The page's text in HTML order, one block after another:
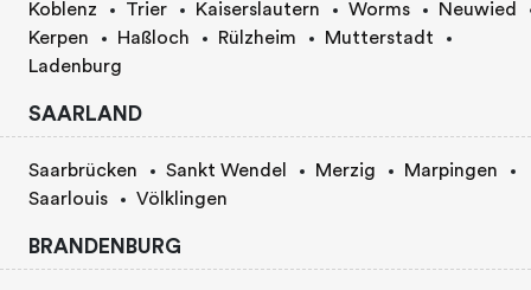
Koblenz Trier Kaiserslautern Worms
Neuwied
Kerpen
Haßloch Rülzheim
Mutterstadt
Ladenburg
SAARLAND
Saarbrücken Sankt Wendel Merzig
Marpingen
Saarlouis
Völklingen
BRANDENBURG